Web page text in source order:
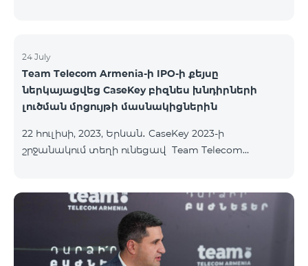
24 July
Team Telecom Armenia-ի IPO-ի քեյսը
ներկայացվեց CaseKey բիզնես խնդիրների
լուծման մրցույթի մասնակիցներին
22 հուլիսի, 2023, Երևան․ CaseKey 2023-ի
շրջանակում տեղի ունեցավ Team Telecom
Հայաստանի տարբեր բուհերից շուրջ 200
երիտասարդներ ծանոթացան առաջնային
հրապարակային տեղաբաշխման բոլոր
մանրամասներին ու թիմերին տրամադրվեց